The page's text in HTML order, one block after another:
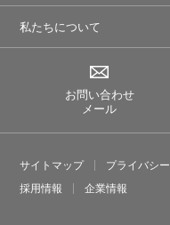
私たちについて
お問い合わせ
メール
サイトマップ プライバシ
採⽤情報
企業情報